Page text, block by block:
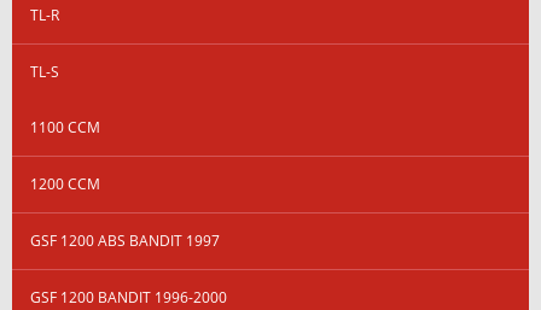
TL-R
TL-S
1100 CCM
1200 CCM
GSF 1200 ABS BANDIT 1997
GSF 1200 BANDIT 1996-2000